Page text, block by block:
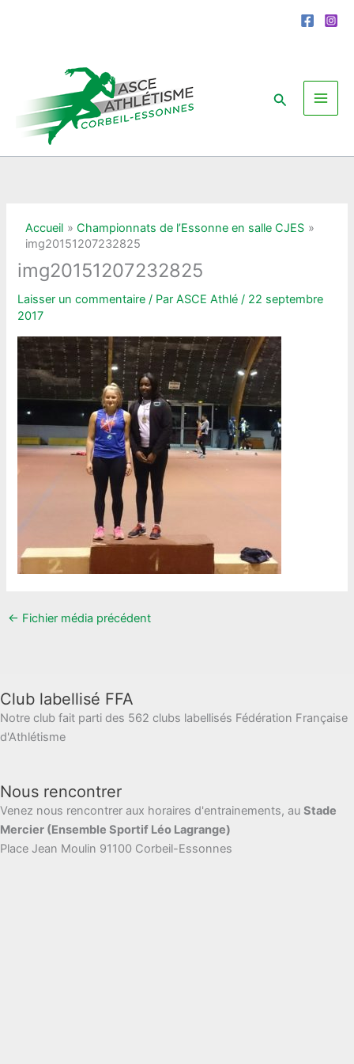
Rechercher
Accueil
Championnats de l’Essonne en salle CJES
img20151207232825
img20151207232825
Laisser un commentaire / ParASCE Athlé/ 22 septembre
2017
← Fichier média précédent
Club labellisé FFA
Notre club fait parti des 562 clubs labellisés Fédération Française
d'Athlétisme
Nous rencontrer
Venez nous rencontrer aux horaires d'entrainements, au Stade
Mercier (Ensemble Sportif Léo Lagrange)
Place Jean Moulin 91100 Corbeil-Essonnes